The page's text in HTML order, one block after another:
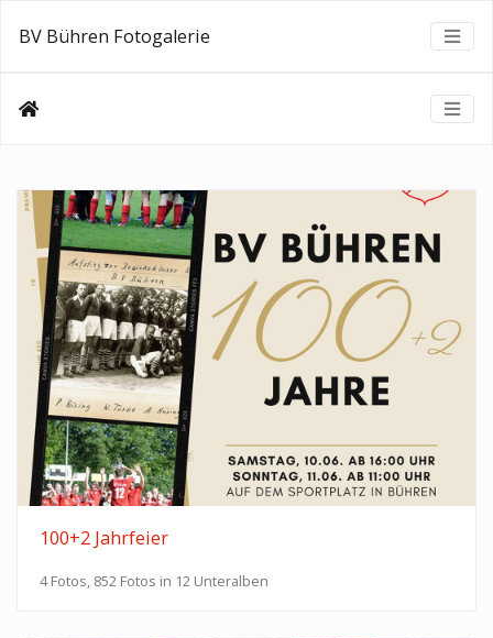
BV Bühren Fotogalerie
100+2 Jahrfeier
4 Fotos, 852 Fotos in 12 Unteralben